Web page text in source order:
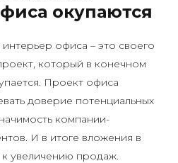
окупаются
офиса – это своего
который в конечном
Проект офиса
доверие потенциальных
компании-
И в итоге вложения в
увеличению продаж.